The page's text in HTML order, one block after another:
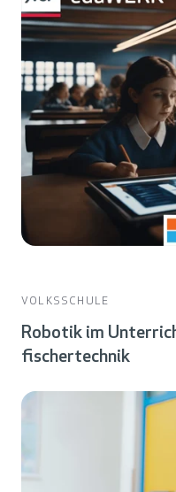
VOLKSSCHULE
Robotik im
fischertechnik